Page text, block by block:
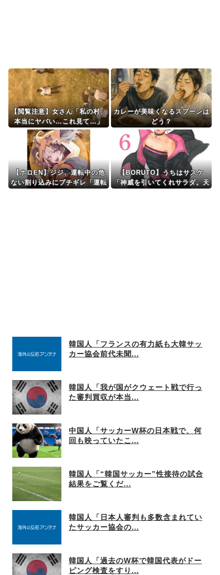
Powered by livedoor 相互RSS
【閲覧注意】女さん「私の村、
本当にヤバい…これ見て…」
（衝撃動画）
カレーが美味くなるスプーンは
どう？
【ホロEN】ジジ、運転中の危
ない割り込みにブチギレ「運転
【BORUTO】うちはサスケ
「神威を引いてくれサラダ。天
韓国人「フランスの有力紙も大韓サッ
カー協会前代未聞...
韓国人「我が国がクウェート戦で行っ
た審判買収が本当...
中国人「サッカーW杯の日本戦で、何
回も映っていたこ...
韓国人「“韓国サッカー”性接待の試合
結果をご覧くだ...
韓国人「日本人審判も多数含まれてい
たサッカー協会の...
韓国人「過去のW杯で韓国代表がドー
ピング検査をすり...